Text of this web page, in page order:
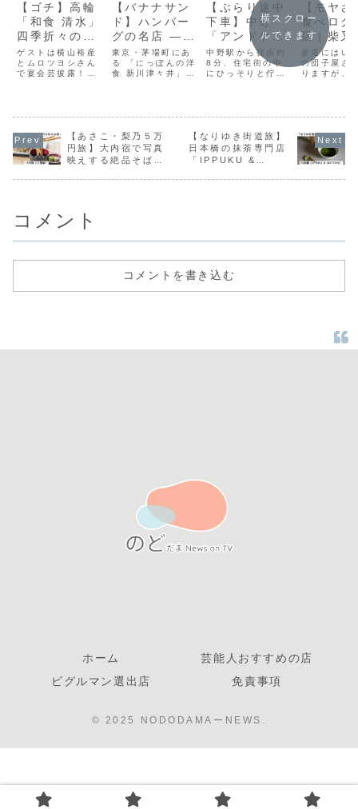
【ゴチ】高輪
「和食 清水」
四季折々の味
を大切に意匠
を凝らした和
食
ゲストは横山裕産
とムロツヨシさん
で宴会芸披露！大
ンドプリンスホテ
ある高級和食料理
店。
【バナナサン
ド】ハンバー
グの名店 ―
新川津々井
（東京・茅場
町）
東京・茅場町にあ
る 「にっぽんの洋
食 新川津々井」
代々受け継がれる
で、多くの人に愛
されてきました。
【ぶらり途中
下車】中野
「アンドケー
カフェ 」あん
バタープリン
トースト
中野駅から徒歩約
8分、住宅街の中
にひっそりと佇む
カフェ）」木・
け営業している、
まさに“隠れ家”と
いう言葉がぴった
【モヤ
食べログ
店｜柴又
釈天参道
舗団子屋
野家」
参道にはい
の団子屋さ
りますが、
百名店」に
横スクロー
ルできます
【あさこ・梨乃５万
円旅】大内宿で写真
映えする絶品そば！
【なりゆき街道旅】
日本橋の抹茶専門店
「IPPUKU &
コメント
コメントを書き込む
ホーム
芸能人おすすめの店
ビグルマン選出店
免責事項
© 2025 NODODAMAーNEWS.